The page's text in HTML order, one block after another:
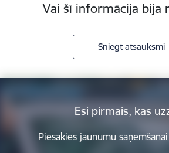
Vai šī informācija bija
Sniegt atsauksmi
Esi pirmais, kas
Piesakies jaunumu